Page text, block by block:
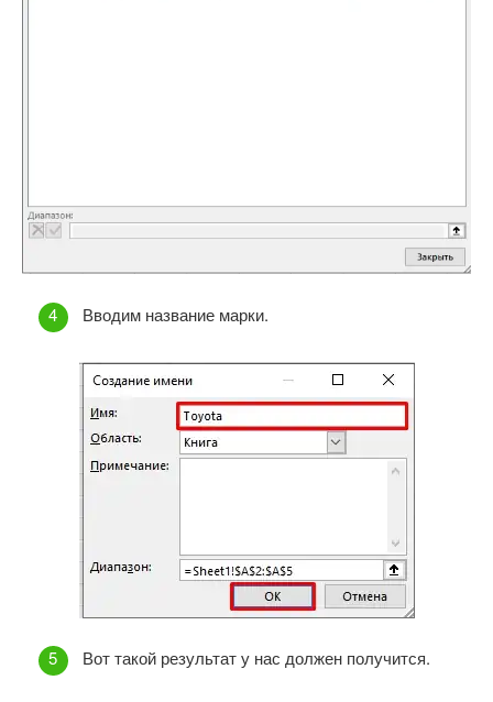
Вводим название марки.
Вот такой результат у нас должен получится.